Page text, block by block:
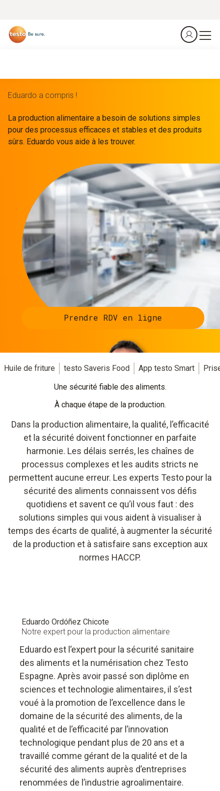
Eduardo a compris !
La production alimentaire a besoin de solutions simples
pour des processus efficaces et stables et des produits
sûrs. Eduardo vous aide à les trouver.
Prendre RDV en ligne
Huile de friture testo Saveris Food App testo Smart
Une sécurité fiable des aliments.
À chaque étape de la production.
Dans la production alimentaire, la qualité, l’efficacité
et la sécurité doivent fonctionner en parfaite
harmonie. Les délais serrés, les chaînes de
processus complexes et les audits stricts ne
permettent aucune erreur. Les experts Testo pour la
sécurité des aliments connaissent vos défis
quotidiens et savent ce qu’il vous faut : des
solutions simples qui vous aident à visualiser à
temps des écarts de qualité, à augmenter la sécurité
de la production et à satisfaire sans exception aux
normes HACCP.
Eduardo Ordóñez Chicote
Notre expert pour la production alimentaire
Eduardo est l’expert pour la sécurité sanitaire
des aliments et la numérisation chez Testo
Espagne. Après avoir passé son diplôme en
sciences et technologie alimentaires, il s’est
voué à la promotion de l’excellence dans le
domaine de la sécurité des aliments, de la
qualité et de l’efficacité par l’innovation
technologique pendant plus de 20 ans et a
travaillé comme gérant de la qualité et de la
sécurité des aliments auprès d’entreprises
renommées de l’industrie agroalimentaire.